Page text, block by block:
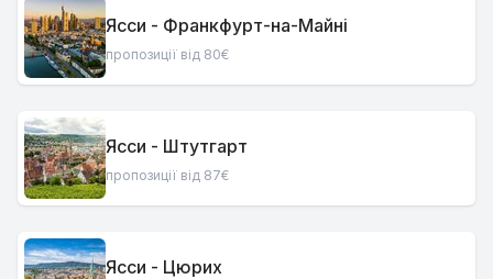
Ясси - Франкфурт-на-Майні
пропозиції від 80€
Ясси - Штутгарт
пропозиції від 87€
Ясси - Цюрих